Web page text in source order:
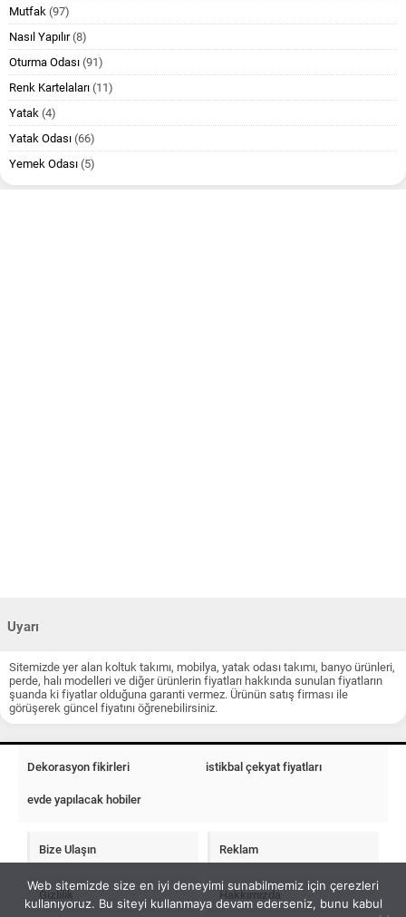
Mutfak (97)
Nasıl Yapılır(8)
Oturma Odası (91)
Renk Kartelaları (11)
Yatak (4)
Yatak Odası (66)
Yemek Odası (5)
Uyarı
Sitemizde yer alan koltuk takımı, mobilya, yatak odası takımı, banyo ürünleri,
perde, halı modelleri ve diğer ürünlerin fiyatları hakkında sunulan fiyatların
şuanda ki fiyatlar olduğuna garanti vermez. Ürünün satış firması ile
görüşerek güncel fiyatını öğrenebilirsiniz.
Dekorasyon fikirleri istikbal çekyat fiyatları
evde yapılacak hobiler
Bize Ulaşın Reklam
Gizlilik Hakkımızda
Web sitemizde size en iyi deneyimi sunabilmemiz için çerezleri
kullanıyoruz. Bu siteyi kullanmaya devam ederseniz, bunu kabul